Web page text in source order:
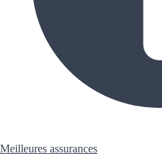
Meilleures assurances